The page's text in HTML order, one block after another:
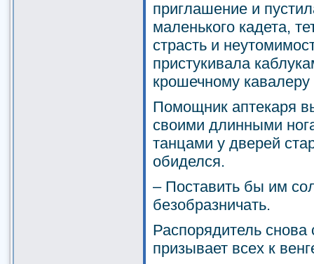
приглашение и
маленького кадета,
страсть и
пристукивала
крошечному
Помощник аптекаря
своими длинными
танцами у дверей
обиделся.
– Поставить бы им
безобразничать.
Распорядитель снова
призывает всех к